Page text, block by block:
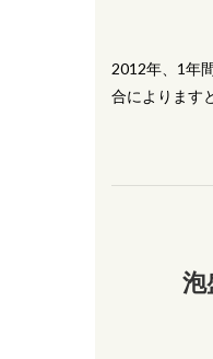
2012年、1年
合によります
泡